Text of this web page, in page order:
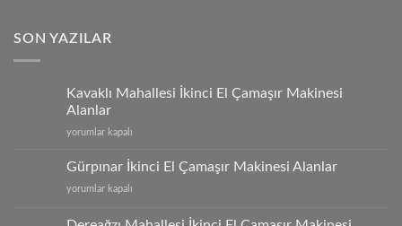
SON YAZILAR
Kavaklı Mahallesi İkinci El Çamaşır Makinesi
Alanlar
Kavaklı
İkinci
Çamaşır
Alanlar
yorumlar kapalı
Gürpınar İkinci El Çamaşır Makinesi Alanlar
Gürpınar
El
yorumlar kapalı